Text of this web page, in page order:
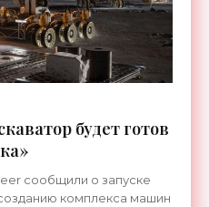
будет готов
сообщили о запуске
комплекса машин